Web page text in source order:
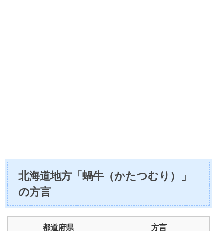
北海道地方「蝸牛（かたつむり）」
の方言
都道府県 方言